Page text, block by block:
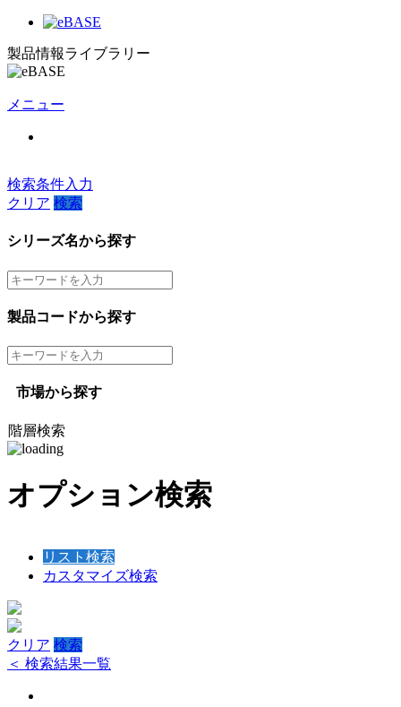
製品情報ライブラリー
メニュー
検索条件入力
クリア 検索
シリーズ名から探す
製品コードから探す
市場から探す
階層検索
オプション検索
リスト検索
カスタマイズ検索
クリア 検索
＜ 検索結果一覧